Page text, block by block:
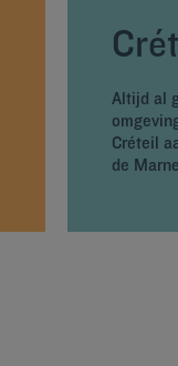
Altijd al
Créteil
de